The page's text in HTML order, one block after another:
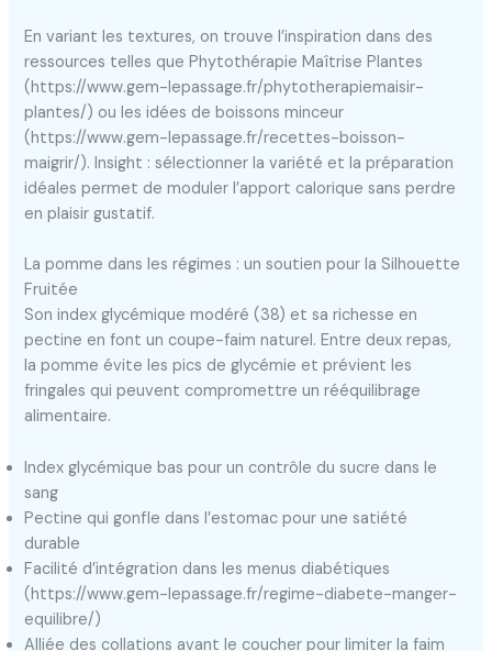
En variant les textures, on trouve l’inspiration dans des
ressources telles que Phytothérapie Maîtrise Plantes
(https://www.gem-lepassage.fr/phytotherapiemaisir-
plantes/) ou les idées de boissons minceur
(https://www.gem-lepassage.fr/recettes-boisson-
maigrir/). Insight : sélectionner la variété et la préparation
idéales permet de moduler l’apport calorique sans perdre
en plaisir gustatif.
La pomme dans les régimes : un soutien pour la Silhouette
Fruitée
Son index glycémique modéré (38) et sa richesse en
pectine en font un coupe-faim naturel. Entre deux repas,
la pomme évite les pics de glycémie et prévient les
fringales qui peuvent compromettre un rééquilibrage
alimentaire.
Index glycémique bas pour un contrôle du sucre dans le
sang
Pectine qui gonfle dans l’estomac pour une satiété
durable
Facilité d’intégration dans les menus diabétiques
(https://www.gem-lepassage.fr/regime-diabete-manger-
equilibre/)
Alliée des collations avant le coucher pour limiter la faim